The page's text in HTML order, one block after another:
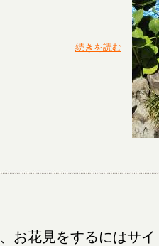
続きを読む
お花見をするにはサイ